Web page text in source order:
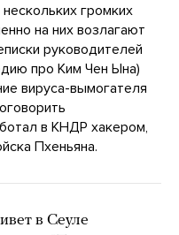
громких
на них возлагают
руководителей
про Ким Чен Ына)
вируса-вымогателя
в КНДР хакером,
Пхеньяна.
в Сеуле